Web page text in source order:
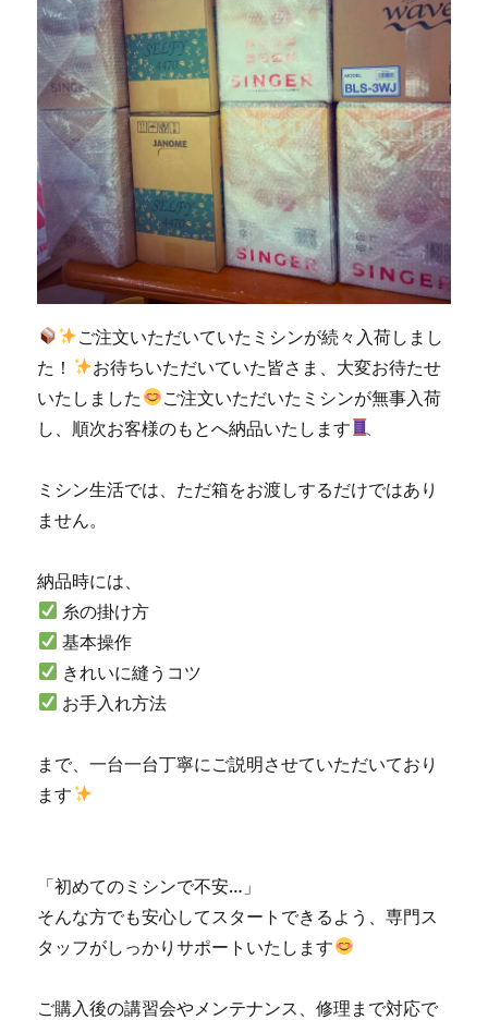
「SL-
3700」
が
購
入
で
き
ま
す
☆
北
九
州
市
の
ミ
シ
専
売
に
ご注文いただいていたミシンが続々入荷しまし
た！
お待ちいただいていた皆さま、大変お待たせ
いたしました
ご注文いただいたミシンが無事入荷
し、順次お客様のもとへ納品いたします
ミシン生活では、ただ箱をお渡しするだけではあり
ません。
納品時には、
糸の掛け方
基本操作
きれいに縫うコツ
お手入れ方法
まで、一台一台丁寧にご説明させていただいており
ます
「初めてのミシンで不安…」
そんな方でも安心してスタートできるよう、専門ス
タッフがしっかりサポートいたします
ご購入後の講習会やメンテナンス、修理まで対応で